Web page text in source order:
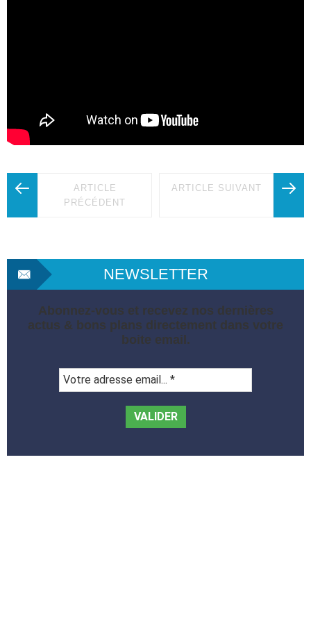
ARTICLE
PRÉCÉDENT
ARTICLE SUIVANT
NEWSLETTER
Abonnez-vous et recevez nos dernières
actus & bons plans directement dans votre
boite email.
adresse